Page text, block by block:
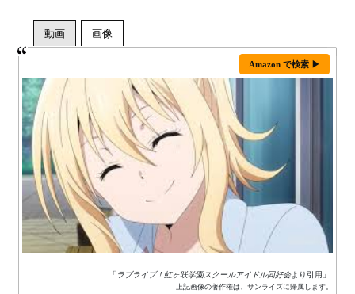
Amazon で検索 ▶
「 ラブライブ！虹ヶ咲学園スクールアイドル同好会より引用」
上記画像の著作権は、サンライズに帰属します。